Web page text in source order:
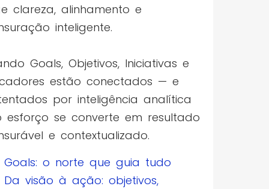
clareza, alinhamento e
inteligente.
Goals, Objetivos, Iniciativas e
estão conectados — e
por inteligência analítica
se converte em resultado
e contextualizado.
Goals: o norte que guia tudo
Da visão à ação: objetivos,